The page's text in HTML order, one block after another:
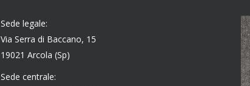
Sede legale:
Via Serra di Baccano, 15
19021 Arcola (Sp)
Sede centrale: